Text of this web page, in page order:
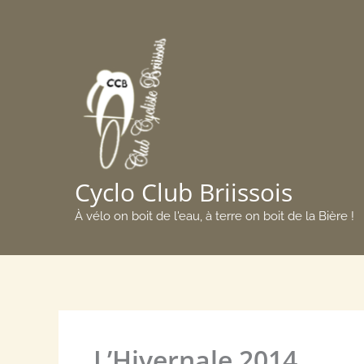
Cyclo Club Briissois
À vélo on boit de l'eau, à terre on boit de la Bière !